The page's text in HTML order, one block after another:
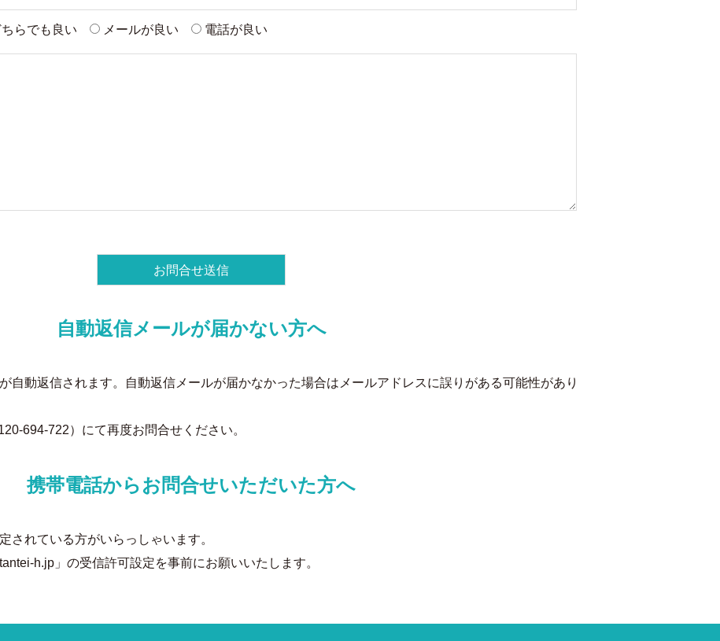
ちらでも良い メールが良い 電話が良い
自動返信メールが届かない方へ
自動返信されます。自動返信メールが届かなかった場合はメールアドレスに誤りがある可能性があり
694-722）にて再度お問合せください。
携帯電話からお問合せいただいた方へ
されている方がいらっしゃいます。
h.jp」の受信許可設定を事前にお願いいたします。